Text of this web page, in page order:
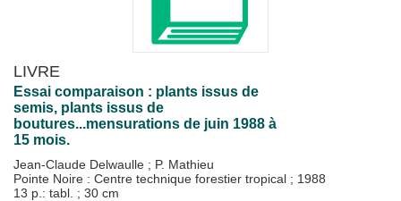
LIVRE
Essai comparaison : plants issus de
semis, plants issus de
boutures...mensurations de juin 1988 à
15 mois.
Jean-Claude Delwaulle ; P. Mathieu
Pointe Noire : Centre technique forestier tropical ; 1988
13 p.: tabl. ; 30 cm